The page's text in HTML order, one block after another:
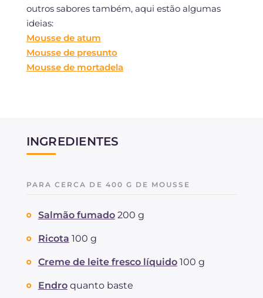
outros sabores também, aqui estão algumas
ideias:
Mousse de atum
Mousse de presunto
Mousse de mortadela
INGREDIENTES
PARA CERCA DE 400 G DE MOUSSE
Salmão fumado 200 g
Ricota 100 g
Creme de leite fresco líquido 100 g
Endro quanto baste